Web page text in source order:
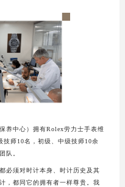
养中心）拥有Rolex劳力士手表维
技师10名，初级、中级技师10余
队。
必须对时计本身、时计历史及其
，都同它的拥有者一样尊贵。我